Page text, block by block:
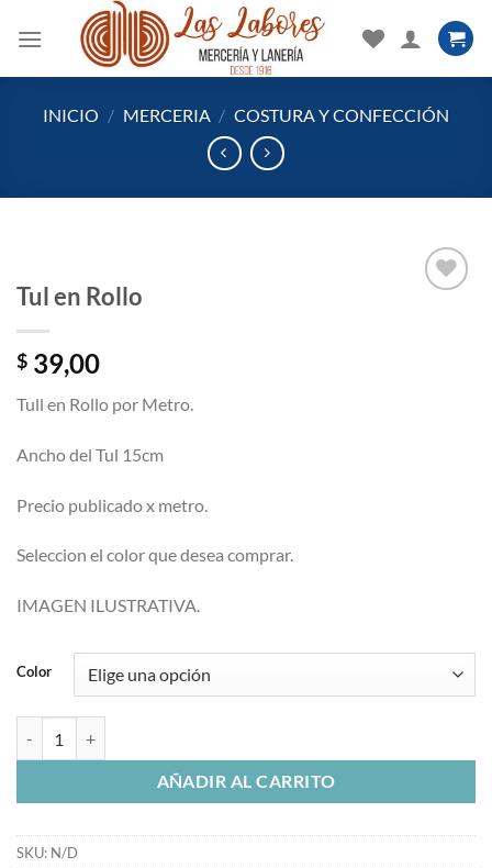
INICIO / MERCERIA / COSTURA Y CONFECCIÓN
Tul en Rollo
$ 39,00
Tull en Rollo por Metro.
Ancho del Tul 15cm
Precio publicado x metro.
Seleccion el color que desea comprar.
IMAGEN ILUSTRATIVA.
Color
AÑADIR AL CARRITO
SKU: N/D